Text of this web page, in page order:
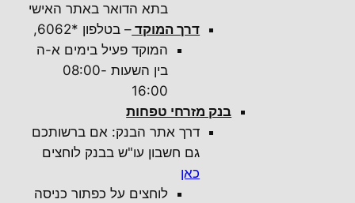
בתא הדואר באתר האישי
דרך המוקד – בטלפון *6062,
המוקד פעיל בימים א-ה
בין השעות 08:00-
16:00
בנק מזרחי טפחות
דרך אתר הבנק: אם ברשותכם
גם חשבון עו"ש בבנק לוחצים
כאן
לוחצים על כפתור כניסה